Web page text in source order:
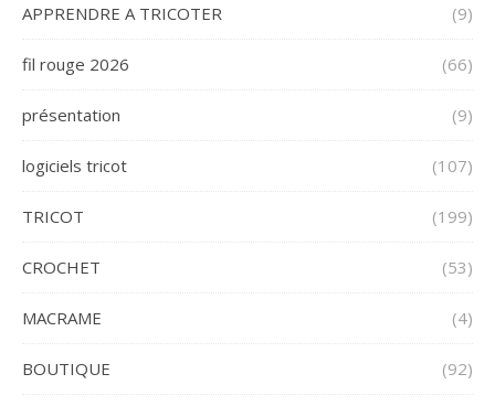
APPRENDRE A TRICOTER (9)
fil rouge 2026 (66)
présentation (9)
logiciels tricot (107)
TRICOT (199)
CROCHET (53)
MACRAME (4)
BOUTIQUE (92)